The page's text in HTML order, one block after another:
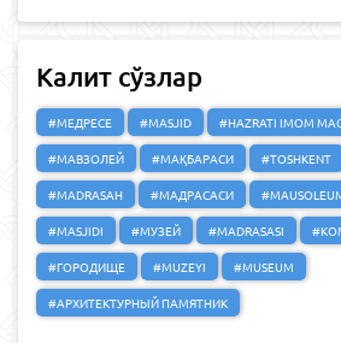
Калит сўзлар
#МЕДРЕСЕ #MASJID
#HAZRATI IMOM
#МАВЗОЛЕЙ
#МАҚБАРАСИ #TOSHKENT
#MADRASAH
#МАДРАСАСИ
#MASJIDI
#МУЗЕЙ #MADRASASI
#ГОРОДИЩЕ
#MUZEYI
#MUSEUM
#АРХИТЕКТУРНЫЙ ПАМЯТНИК